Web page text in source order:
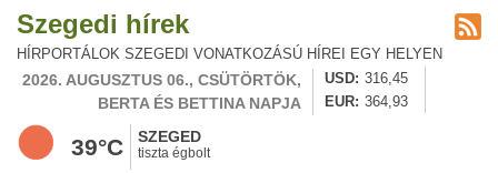
Szegedi hírek
HÍRPORTÁLOK SZEGEDI VONATKOZÁSÚ HÍREI EGY HELYEN
2026. AUGUSZTUS 06., CSÜTÖRTÖK,
BERTA ÉS BETTINA NAPJA
USD
316,45
EUR
364,93
39°C SZEGED
tiszta égbolt